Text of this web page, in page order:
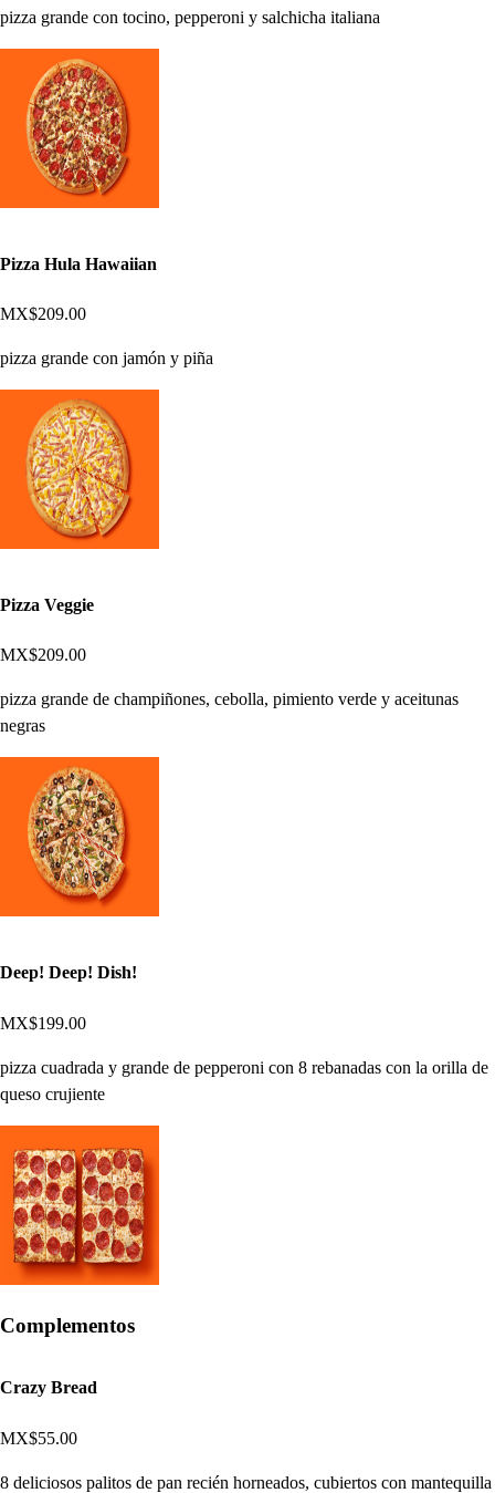
pizza grande con tocino, pepperoni y salchicha italiana
Pizza Hula Hawaiian
MX$209.00
pizza grande con jamón y piña
Pizza Veggie
MX$209.00
pizza grande de champiñones, cebolla, pimiento verde y aceitunas
negras
Deep! Deep! Dish!
MX$199.00
pizza cuadrada y grande de pepperoni con 8 rebanadas con la orilla de
queso crujiente
Complementos
Crazy Bread
MX$55.00
8 deliciosos palitos de pan recién horneados, cubiertos con mantequilla